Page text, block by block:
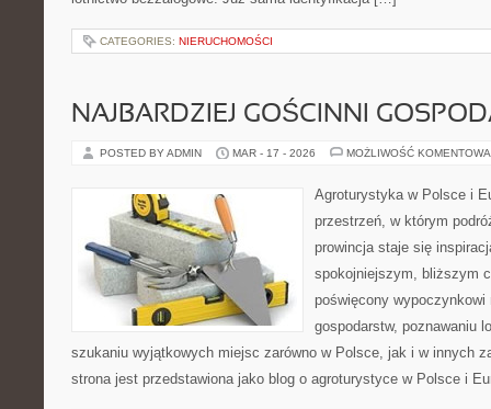
CATEGORIES: NIERUCHOMOŚCI
NAJBARDZIEJ GOŚCINNI
POSTED BY ADMIN MAR - 17 - 2026 MOŻLIWOŚĆ
Agroturystyka w Polsce i
przestrzeń, w którym
prowincja staje się
spokojniejszym, bliższym
poświęcony wypoczynkowi
gospodarstw, poznawaniu
szukaniu wyjątkowych miejsc zarówno w Polsce, jak i w innych
strona jest przedstawiona jako blog o agroturystyce w Polsce i